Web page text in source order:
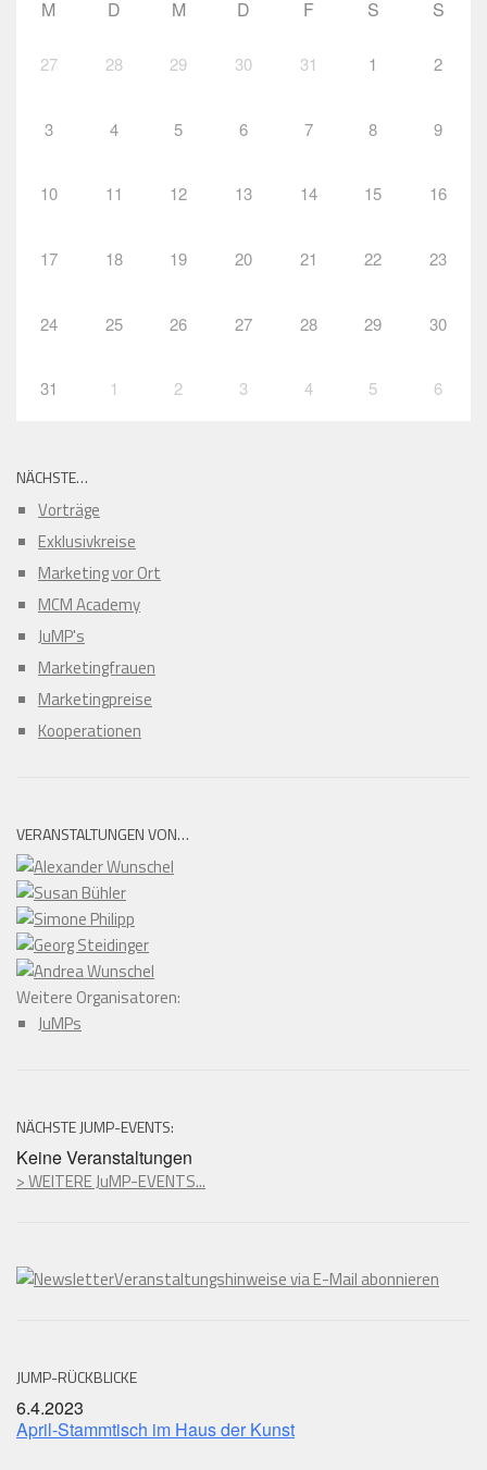
M D M D F S S
27 28 29 30 31 1 2
3 4 5 6 7 8 9
10 11 12 13 14 15 16
17 18 19 20 21 22 23
24 25 26 27 28 29 30
31 1 2 3 4 5 6
NÄCHSTE…
Vorträge
Exklusivkreise
Marketing vor Ort
MCM Academy
JuMP's
Marketingfrauen
Marketingpreise
Kooperationen
VERANSTALTUNGEN VON…
Weitere Organisatoren:
JuMPs
NÄCHSTE JUMP-EVENTS:
Keine Veranstaltungen
> WEITERE JuMP-EVENTS...
Veranstaltungshinweise via E-Mail abonnieren
JUMP-RÜCKBLICKE
6.4.2023
April-Stammtisch im Haus der Kunst